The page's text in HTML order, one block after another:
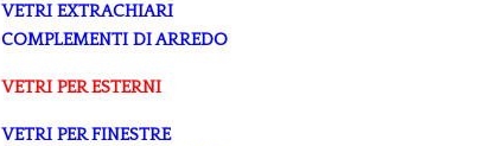
VETRI EXTRACHIARI
COMPLEMENTI DI ARREDO
VETRI PER ESTERNI
VETRI PER FINESTRE